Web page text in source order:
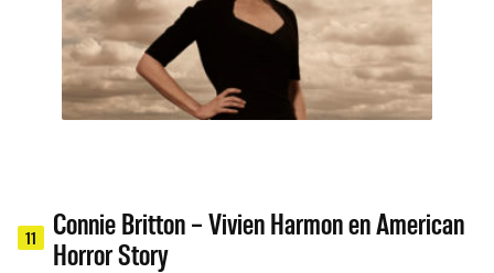
11
Connie Britton – Vivien Harmon en American
Horror Story